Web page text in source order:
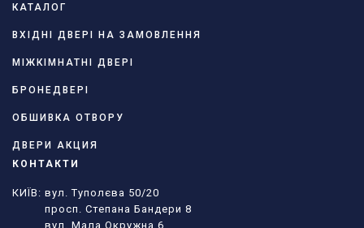
КАТАЛОГ
ВХІДНІ ДВЕРІ НА ЗАМОВЛЕННЯ
МІЖКІМНАТНІ ДВЕРІ
БРОНЕДВЕРІ
ОБШИВКА ОТВОРУ
ДВЕРИ АКЦИЯ
КОНТАКТИ
КИЇВ: вул. Туполєва 50/20
просп. Степана Бандери 8
вул. Мала Окружна 6